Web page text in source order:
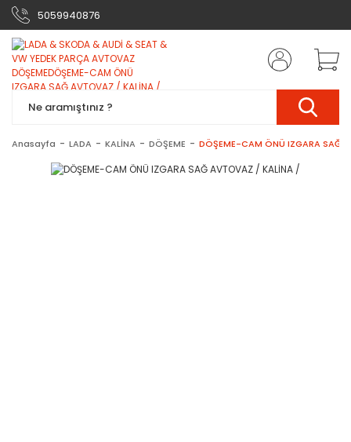
5059940876
Anasayfa LADA KALİNA DÖŞEME DÖŞEME-CAM ÖNÜ IZGARA SAĞ